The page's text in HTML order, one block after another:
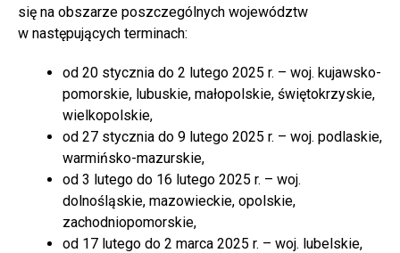
się na obszarze poszczególnych województw
w następujących terminach:
od 20 stycznia do 2 lutego 2025 r. – woj. kujawsko-
pomorskie, lubuskie, małopolskie, świętokrzyskie,
wielkopolskie,
od 27 stycznia do 9 lutego 2025 r. – woj. podlaskie,
warmińsko-mazurskie,
od 3 lutego do 16 lutego 2025 r. – woj.
dolnośląskie, mazowieckie, opolskie,
zachodniopomorskie,
od 17 lutego do 2 marca 2025 r. – woj. lubelskie,